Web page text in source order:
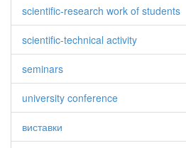
scientific-research work of students
scientific-technical activity
seminars
university conference
виставки